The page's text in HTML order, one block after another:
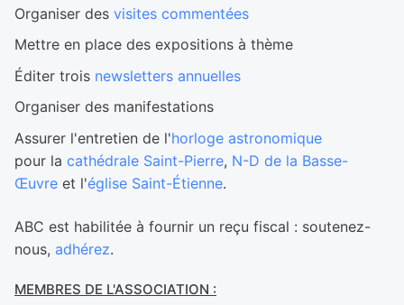
Organiser des visites commentées
Mettre en place des expositions à thème
Éditer trois newsletters annuelles
Organiser des manifestations
Assurer l'entretien de l'horloge astronomique
pour la cathédrale Saint-Pierre, N-D de la Basse-
Œuvre et l'église Saint-Étienne.
ABC est habilitée à fournir un reçu fiscal : soutenez-
nous, adhérez.
MEMBRES DE L'ASSOCIATION :